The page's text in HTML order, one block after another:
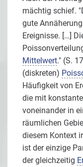
mächtig schief.
gute
Ereignisse. […]
Mittelwert." (S.
(diskreten)
Häufigkeit von
die mit
voneinander in
räumlichen
diesem Kontext
ist der einzige
der gleichzeitig